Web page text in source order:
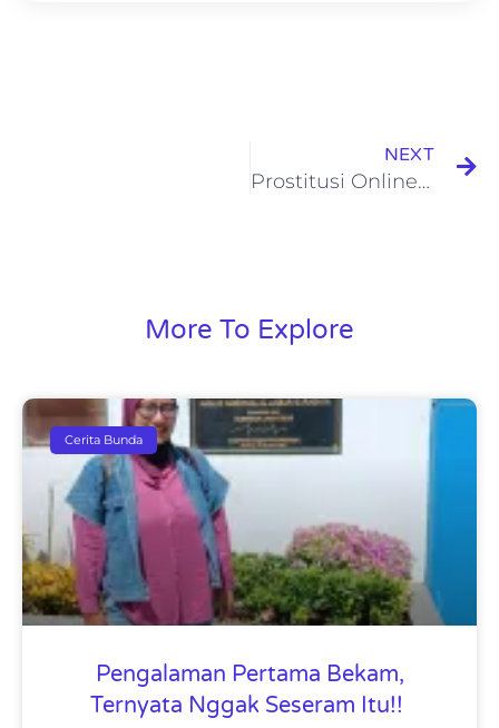
NEXT
Prostitusi Online dan Fitrah Seksualitas
More To Explore
Cerita Bunda
Pengalaman Pertama Bekam,
Ternyata Nggak Seseram Itu!!